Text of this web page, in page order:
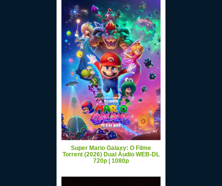
Super Mario Galaxy: O Filme
Torrent (2026) Dual Áudio WEB-DL
720p | 1080p